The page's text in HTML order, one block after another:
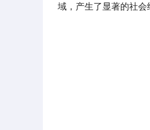
域，产生了显著的社会